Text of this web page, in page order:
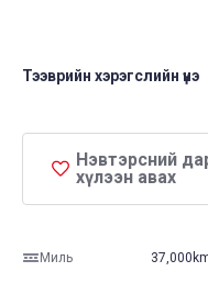
Тээврийн хэрэгслийн үнэ
Нэвтэрсний
хүлээн авах
Миль